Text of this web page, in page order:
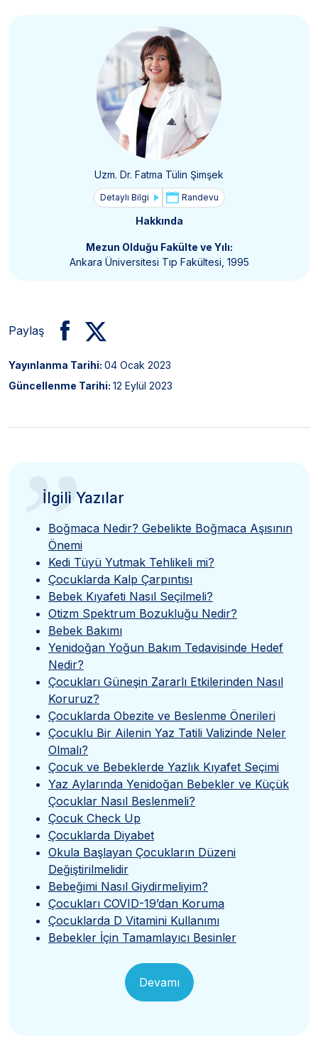
Uzm. Dr. Fatma Tülin Şimşek
Detaylı Bilgi Randevu
Hakkında
Mezun Olduğu Fakülte ve Yılı:
Ankara Üniversitesi Tıp Fakültesi, 1995
Paylaş
Yayınlanma Tarihi: 04 Ocak 2023
Güncellenme Tarihi: 12 Eylül 2023
”
İlgili Yazılar
Boğmaca Nedir? Gebelikte Boğmaca Aşısının
Önemi
Kedi Tüyü Yutmak Tehlikeli mi?
Çocuklarda Kalp Çarpıntısı
Bebek Kıyafeti Nasıl Seçilmeli?
Otizm Spektrum Bozukluğu Nedir?
Bebek Bakımı
Yenidoğan Yoğun Bakım Tedavisinde Hedef
Nedir?
Çocukları Güneşin Zararlı Etkilerinden Nasıl
Koruruz?
Çocuklarda Obezite ve Beslenme Önerileri
Çocuklu Bir Ailenin Yaz Tatili Valizinde Neler
Olmalı?
Çocuk ve Bebeklerde Yazlık Kıyafet Seçimi
Yaz Aylarında Yenidoğan Bebekler ve Küçük
Çocuklar Nasıl Beslenmeli?
Çocuk Check Up
Çocuklarda Diyabet
Okula Başlayan Çocukların Düzeni
Değiştirilmelidir
Bebeğimi Nasıl Giydirmeliyim?
Çocukları COVID-19’dan Koruma
Çocuklarda D Vitamini Kullanımı
Bebekler İçin Tamamlayıcı Besinler
Devamı